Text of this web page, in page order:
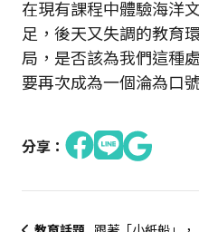
在現有課程中體驗海洋
足，後天又失調的教育
局，是否該為我們這種
要再次成為一個淪為口
分享：